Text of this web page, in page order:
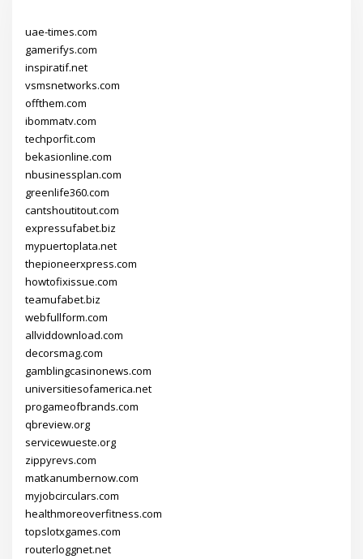
uae-times.com
gamerifys.com
inspiratif.net
vsmsnetworks.com
offthem.com
ibommatv.com
techporfit.com
bekasionline.com
nbusinessplan.com
greenlife360.com
cantshoutitout.com
expressufabet.biz
mypuertoplata.net
thepioneerxpress.com
howtofixissue.com
teamufabet.biz
webfullform.com
allviddownload.com
decorsmag.com
gamblingcasinonews.com
universitiesofamerica.net
progameofbrands.com
qbreview.org
servicewueste.org
zippyrevs.com
matkanumbernow.com
myjobcirculars.com
healthmoreoverfitness.com
topslotxgames.com
routerloggnet.net